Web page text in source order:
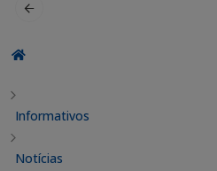
Informativos
Notícias